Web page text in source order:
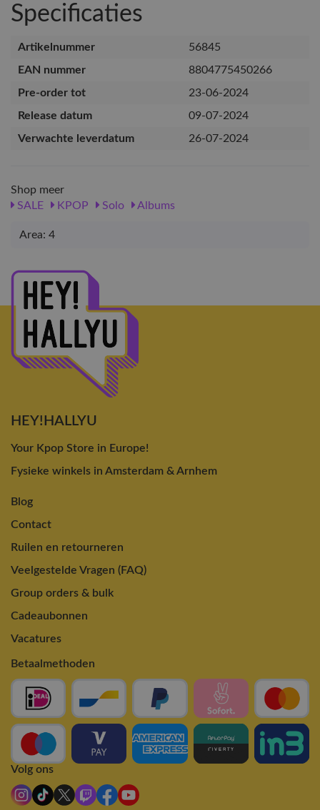
Specificaties
Artikelnummer
56845
EAN nummer
8804775450266
Pre-order tot
23-06-2024
Release datum
09-07-2024
Verwachte leverdatum
26-07-2024
Shop meer
SALE
KPOP Solo Albums
Area: 4
HEY!HALLYU
Your Kpop Store in Europe!
Fysieke winkels in Amsterdam & Arnhem
Blog
Contact
Ruilen en retourneren
Veelgestelde Vragen (FAQ)
Group orders & bulk
Cadeaubonnen
Vacatures
Betaalmethoden
Volg ons